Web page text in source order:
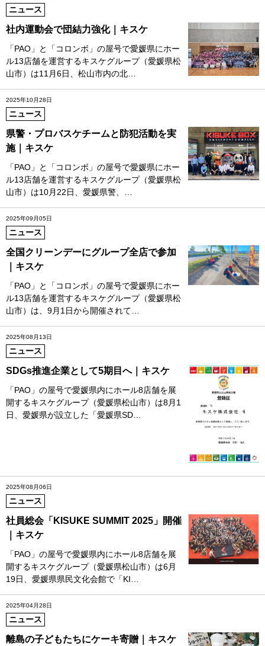
ニュース
社内運動会で団結力強化｜キスケ
「PAO」と「コロンボ」の屋号で愛媛県にホー
ル13店舗を運営するキスケグループ（愛媛県松
山市）は11月6日、松山市内の北…
2025年10月28日
ニュース
県警・プロバスケチームと防犯活動を実
施｜キスケ
「PAO」と「コロンボ」の屋号で愛媛県にホー
ル13店舗を運営するキスケグループ（愛媛県松
山市）は10月22日、愛媛県警、…
2025年09月05日
ニュース
全国クリーンデーにグループ全店で参加
｜キスケ
「PAO」と「コロンボ」の屋号で愛媛県にホー
ル13店舗を運営するキスケグループ（愛媛県松
山市）は、9月1日から開催されて…
2025年08月13日
ニュース
SDGs推進企業として5期目へ｜キスケ
「PAO」の屋号で愛媛県内にホール8店舗を展
開するキスケグループ（愛媛県松山市）は8月1
日、愛媛県が設立した「愛媛県SD…
2025年08月06日
ニュース
社員総会「KISUKE SUMMIT 2025」開催
｜キスケ
「PAO」の屋号で愛媛県内にホール8店舗を展
開するキスケグループ（愛媛県松山市）は6月
19日、愛媛県県民文化会館で「KI…
2025年04月28日
ニュース
離島の子どもたちにケーキ寄贈｜キスケ